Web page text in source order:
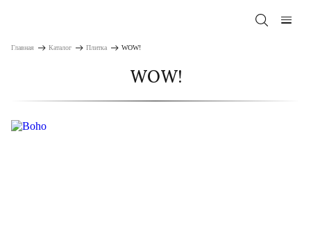
Главная Каталог Плитка WOW!
WOW!